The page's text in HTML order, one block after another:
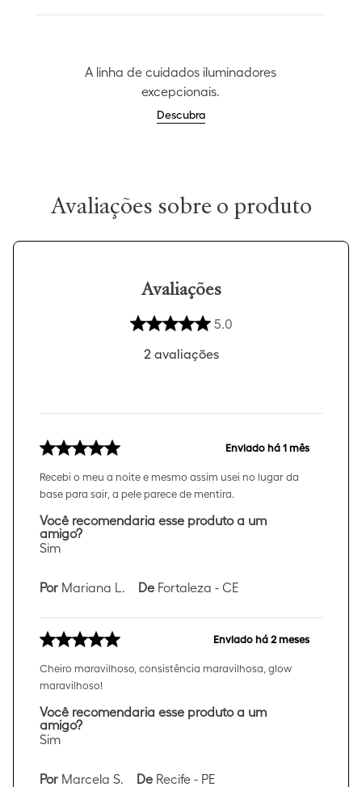
A linha de cuidados iluminadores
excepcionais.
Descubra
Avaliações
5.0
2 avaliações
Enviado há 1 mês
Recebi o meu a noite e mesmo assim usei no lugar da
base para sair, a pele parece de mentira.
Você recomendaria esse produto a um
amigo?
Sim
Por Mariana L. De Fortaleza - CE
Enviado há 2 meses
Cheiro maravilhoso, consistência maravilhosa, glow
maravilhoso!
Você recomendaria esse produto a um
amigo?
Sim
Por Marcela S. De Recife - PE